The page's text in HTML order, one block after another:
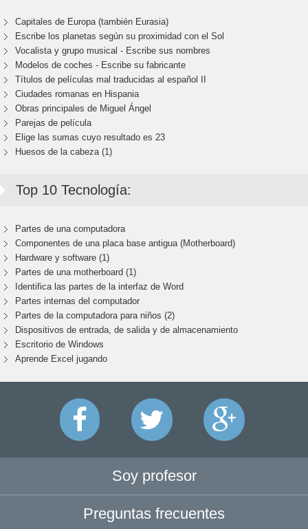
Capitales de Europa (también Eurasia)
Escribe los planetas según su proximidad con el Sol
Vocalista y grupo musical - Escribe sus nombres
Modelos de coches - Escribe su fabricante
Títulos de películas mal traducidas al español II
Ciudades romanas en Hispania
Obras principales de Miguel Ángel
Parejas de película
Elige las sumas cuyo resultado es 23
Huesos de la cabeza (1)
Top 10 Tecnología:
Partes de una computadora
Componentes de una placa base antigua (Motherboard)
Hardware y software (1)
Partes de una motherboard (1)
Identifica las partes de la interfaz de Word
Partes internas del computador
Partes de la computadora para niños (2)
Dispositivos de entrada, de salida y de almacenamiento
Escritorio de Windows
Aprende Excel jugando
Soy profesor
Preguntas frecuentes